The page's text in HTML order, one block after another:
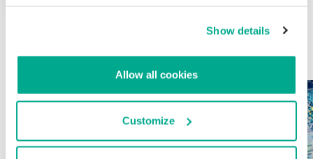
Show details
Allow all cookies
Customize
ÚLTIMAS PUBLICACIONES